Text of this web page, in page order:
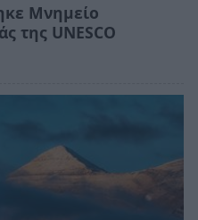
Μνημείο
της UNESCO